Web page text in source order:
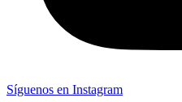
Síguenos en Instagram